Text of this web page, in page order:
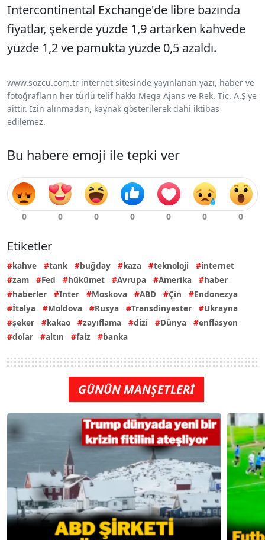
Intercontinental Exchange'de libre bazında
fiyatlar, şekerde yüzde 1,9 artarken kahvede
yüzde 1,2 ve pamukta yüzde 0,5 azaldı.
www.sozcu.com.tr internet sitesinde yayınlanan yazı, haber ve
fotoğrafların her türlü telif hakkı Mega Ajans ve Rek. Tic. A.Ş'ye
aittir. İzin alınmadan, kaynak gösterilerek dahi iktibas
edilemez.
Bu habere emoji ile tepki ver
Etiketler
kahve tank buğday kaza teknoloji
internet
zam
Fed hükümet Avrupa Amerika
haber
haberler
Inter Moskova ABD Çin
Endonezya
İtalya
Moldova Rusya Transdinyester
Ukrayna
şeker
kakao zayıflama dizi Dünya
enflasyon
dolar
altın faiz banka
GÜNÜN MANŞETLERİ